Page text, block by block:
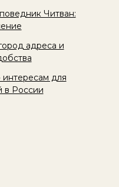
Читван:
адреса и
интересам для
в России